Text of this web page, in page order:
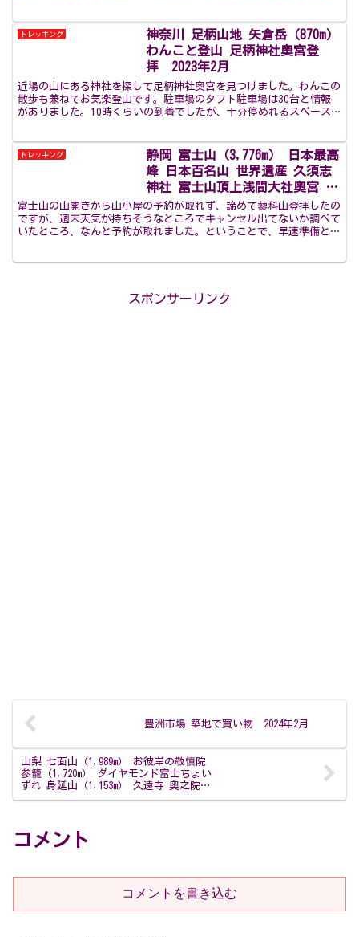
トレッキング
神奈川 足柄山地 矢倉岳（870m）
わんこと登山 足柄神社奥宮登
拝 2023年2月
近場の山にある神社を探して足柄神社奥宮を見つけました。わんこの
散歩も兼ねてお気楽登山です。駐車場のタフト駐車場は30台と情報
がありました。10時くらいの到着でしたが、十分停めれるスペース
トレッキング
静岡 富士山（3,776m） 日本最高
峰 日本百名山 世界遺産 久須志
神社 富士山頂上浅間大社奥宮 登
拝 見晴館で1泊 1日目 2023年8
月
富士山の山開きから山小屋の予約が取れず、諦めて蓼科山登拝したの
ですが、週末天気が持ちそうなところでキャンセル出てないか調べて
いたところ、なんと予約が取れました。ということで、早速準備と体
スポンサーリンク
豊洲市場 築地で買い物 2024年2月
山梨 七面山（1,989m） お彼岸の敬慎院
参籠（1,720m） ダイヤモンド富士ちょい
ずれ 身延山（1,153m） 久遠寺 奥之院思
親閣参拝 2日目 2024年3月
コメント
コメントを書き込む